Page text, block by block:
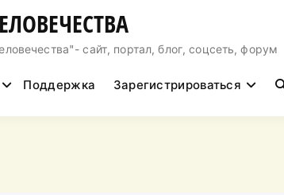
сайт, портал, блог, соцсеть, форум
Поддержка Зарегистрироваться